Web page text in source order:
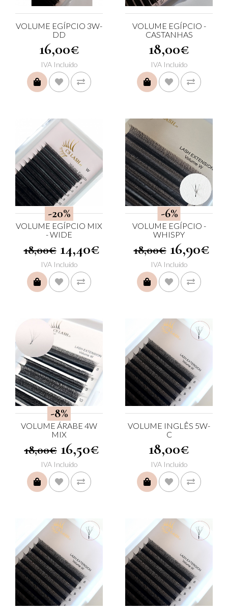
VOLUME EGÍPCIO 3W-
DD
16,00€
IVA Incluído
COMPRAR
VOLUME EGÍPCIO -
CASTANHAS
18,00€
IVA Incluído
COMPRAR
-20%
VOLUME EGÍPCIO MIX
- WIDE
18,00€ 14,40€
IVA Incluído
COMPRAR
-6%
VOLUME EGÍPCIO -
WHISPY
18,00€ 16,90€
IVA Incluído
COMPRAR
-8%
VOLUME ÁRABE 4W
MIX
18,00€ 16,50€
IVA Incluído
COMPRAR
VOLUME INGLÊS 5W-
C
18,00€
IVA Incluído
COMPRAR